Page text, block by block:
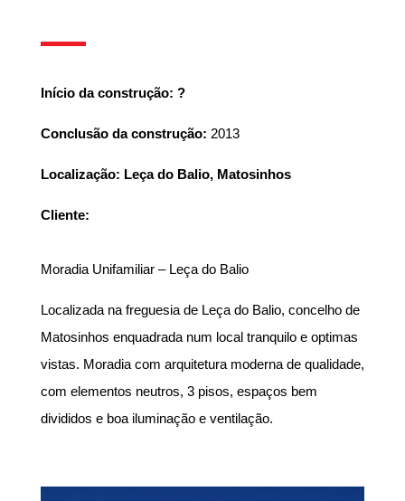
Início da construção: ?
Conclusão da construção: 2013
Localização: Leça do Balio, Matosinhos
Cliente:
Moradia Unifamiliar – Leça do Balio
Localizada na freguesia de Leça do Balio, concelho de
Matosinhos enquadrada num local tranquilo e optimas
vistas. Moradia com arquitetura moderna de qualidade,
com elementos neutros, 3 pisos, espaços bem
divididos e boa iluminação e ventilação.